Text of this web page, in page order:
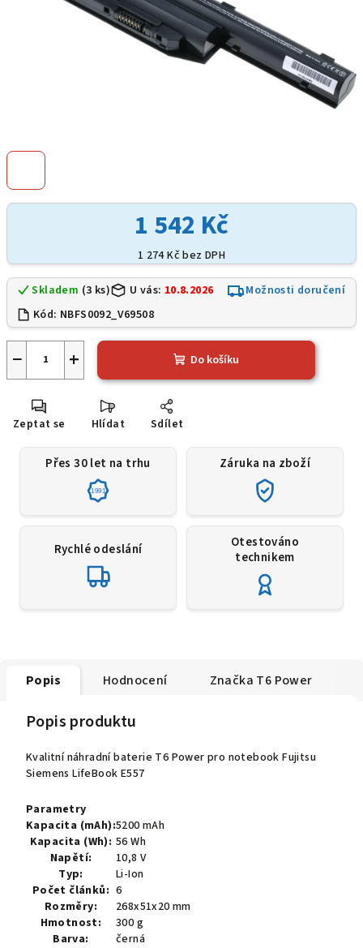
1 542 Kč
1 274 Kč bez DPH
Skladem (3 ks) U vás: 10.8.2026
Možnosti doručení
Kód: NBFS0092_V69508
+
− Do košíku
Zeptat se Hlídat Sdílet
Přes 30 let na trhu
1991
Záruka na zboží
Rychlé odeslání
Otestováno
technikem
Popis Hodnocení Značka T6 Power
Popis produktu
Kvalitní náhradní baterie T6 Power pro notebook Fujitsu
Siemens LifeBook E557
Parametry
Kapacita (mAh):5200 mAh
Kapacita (Wh): 56 Wh
Napětí:
10,8 V
Typ:
Li-Ion
Počet článků: 6
Rozměry:
268x51x20 mm
Hmotnost:
300 g
Barva:
černá